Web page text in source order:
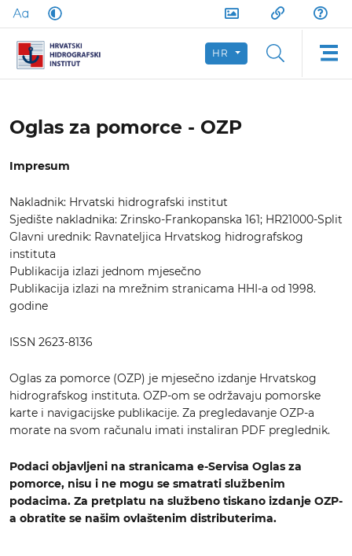
HR
Oglas za pomorce - OZP
Impresum
Nakladnik: Hrvatski hidrografski institut
Sjedište nakladnika: Zrinsko-Frankopanska 161; HR21000-Split
Glavni urednik: Ravnateljica Hrvatskog hidrografskog
instituta
Publikacija izlazi jednom mjesečno
Publikacija izlazi na mrežnim stranicama HHI-a od 1998.
godine
ISSN 2623-8136
Oglas za pomorce (OZP) je mjesečno izdanje Hrvatskog
hidrografskog instituta. OZP-om se održavaju pomorske
karte i navigacijske publikacije. Za pregledavanje OZP-a
morate na svom računalu imati instaliran PDF preglednik.
Podaci objavljeni na stranicama e-Servisa Oglas za
pomorce, nisu i ne mogu se smatrati službenim
podacima. Za pretplatu na službeno tiskano izdanje OZP-
a obratite se našim ovlaštenim distributerima.